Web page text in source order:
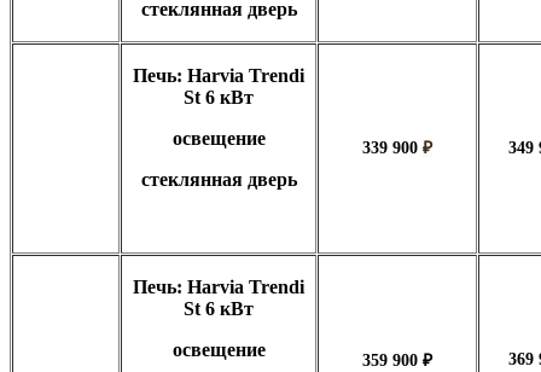
стеклянная дверь
Печь: Harvia Trendi
St 6 кВт
освещение
стеклянная дверь
339 900 ₽ 349
Печь: Harvia Trendi
St 6 кВт
освещение
359 900 ₽ 369